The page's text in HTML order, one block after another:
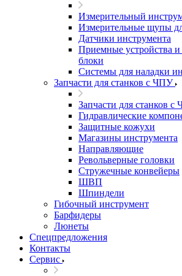
Измерительный
Измерительные щупы
Датчики инструмента
Приемные устройства
блоки
Системы для наладки
Запчасти для станков с ЧПУ
Запчасти для станков с
Гидравлические
Защитные кожухи
Магазины инструмента
Направляющие
Револьверные головки
Стружечные конвейеры
ШВП
Шпиндели
Гибочный инструмент
Барфидеры
Люнеты
Спецпредложения
Контакты
Сервис